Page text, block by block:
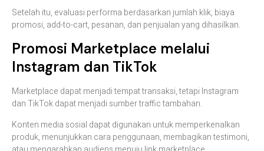
Setelah itu, evaluasi performa berdasarkan jumlah klik, biaya
promosi, add-to-cart, pesanan, dan penjualan yang dihasilkan.
Promosi Marketplace melalui
Instagram dan TikTok
Marketplace dapat menjadi tempat transaksi, tetapi Instagram
dan TikTok dapat menjadi sumber traffic tambahan.
Konten media sosial dapat digunakan untuk memperkenalkan
produk, menunjukkan cara penggunaan, membagikan testimoni,